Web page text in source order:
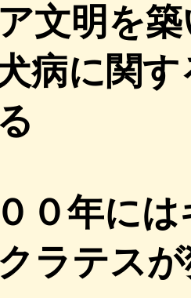
文明を
病に関
０年に
ラテス